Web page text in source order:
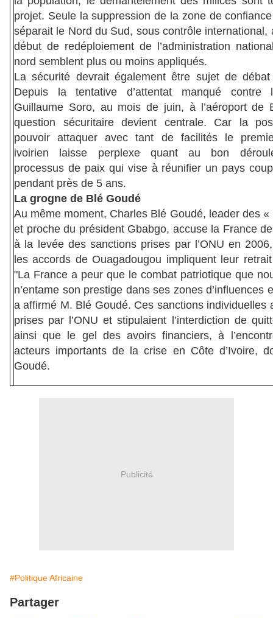
projet. Seule la suppression de la zone de
séparait le Nord du Sud, sous contrôle international,
début de redéploiement de l’administration
nord semblent plus ou moins appliqués.
La sécurité devrait également être sujet de
Depuis la tentative d’attentat manqué contre
Guillaume Soro, au mois de juin, à l’aéroport de
question sécuritaire devient centrale. Car la
pouvoir attaquer avec tant de facilités le
ivoirien laisse perplexe quant au bon
processus de paix qui vise à réunifier un pays
pendant près de 5 ans.
La grogne de Blé Goudé
Au même moment, Charles Blé Goudé, leader des «
et proche du président Gbabgo, accuse la France de
à la levée des sanctions prises par l’ONU en
les accords de Ouagadougou impliquent leur
"La France a peur que le combat patriotique que
n’entame son prestige dans ses zones d’influences
a affirmé M. Blé Goudé. Ces sanctions individuelles
prises par l’ONU et stipulaient l’interdiction de
ainsi que le gel des avoirs financiers, à
acteurs importants de la crise en Côte d’Ivoire,
Goudé.
Publicité
#Politique Africaine
Partager